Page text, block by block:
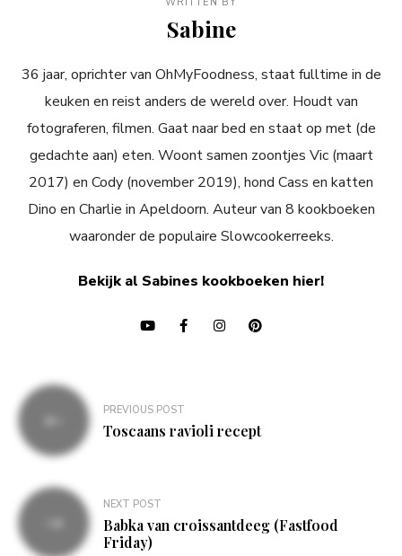
Sabine
36 jaar, oprichter van OhMyFoodness, staat fulltime in de
keuken en reist anders de wereld over. Houdt van
fotograferen, filmen. Gaat naar bed en staat op met (de
gedachte aan) eten. Woont samen zoontjes Vic (maart
2017) en Cody (november 2019), hond Cass en katten
Dino en Charlie in Apeldoorn. Auteur van 8 kookboeken
waaronder de populaire Slowcookerreeks.
Bekijk al Sabines kookboeken hier!
Bericht
navigatie
PREVIOUS POST
Toscaans ravioli recept
NEXT POST
Babka van croissantdeeg (Fastfood
Friday)